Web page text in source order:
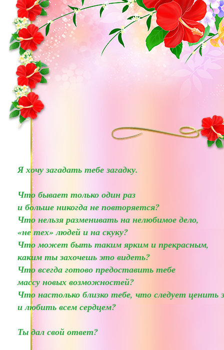
Я хочу загадать тебе загадку.
Что бывает только один раз
и больше никогда не повторяется?
Что нельзя разменивать на нелюбимое дело,
«не тех» людей и на скуку?
Что может быть таким ярким и прекрасным,
каким ты захочешь это видеть?
Что всегда готово предоставить тебе
массу новых возможностей?
Что настолько близко тебе, что следует ценить
и любить всем сердцем?
Ты дал свой ответ?